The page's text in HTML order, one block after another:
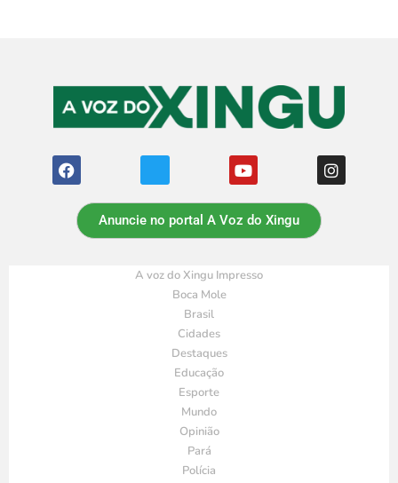
Anuncie no portal A Voz do Xingu
A voz do Xingu Impresso
Boca Mole
Brasil
Cidades
Destaques
Educação
Esporte
Mundo
Opinião
Pará
Polícia